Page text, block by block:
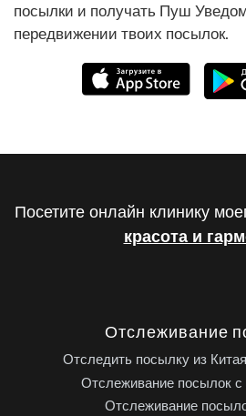
посылки и получать Пуш
передвижении твоих посылок.
Посетите онлайн клинику
красота и
Отслеживание
Отследить посылку из
Отслеживание посылок с
Отслеживание